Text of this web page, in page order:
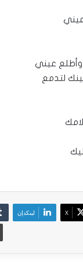
عيني
لتدمع
‫X لينكدإن